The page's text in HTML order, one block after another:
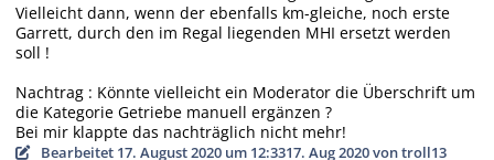
Vielleicht dann, wenn der ebenfalls km-gleiche, noch erste
Garrett, durch den im Regal liegenden MHI ersetzt werden
soll !
Nachtrag : Könnte vielleicht ein Moderator die Überschrift um
die Kategorie Getriebe manuell ergänzen ?
Bei mir klappte das nachträglich nicht mehr!
Bearbeitet 17. August 2020 um 12:3317. Aug 2020von troll13